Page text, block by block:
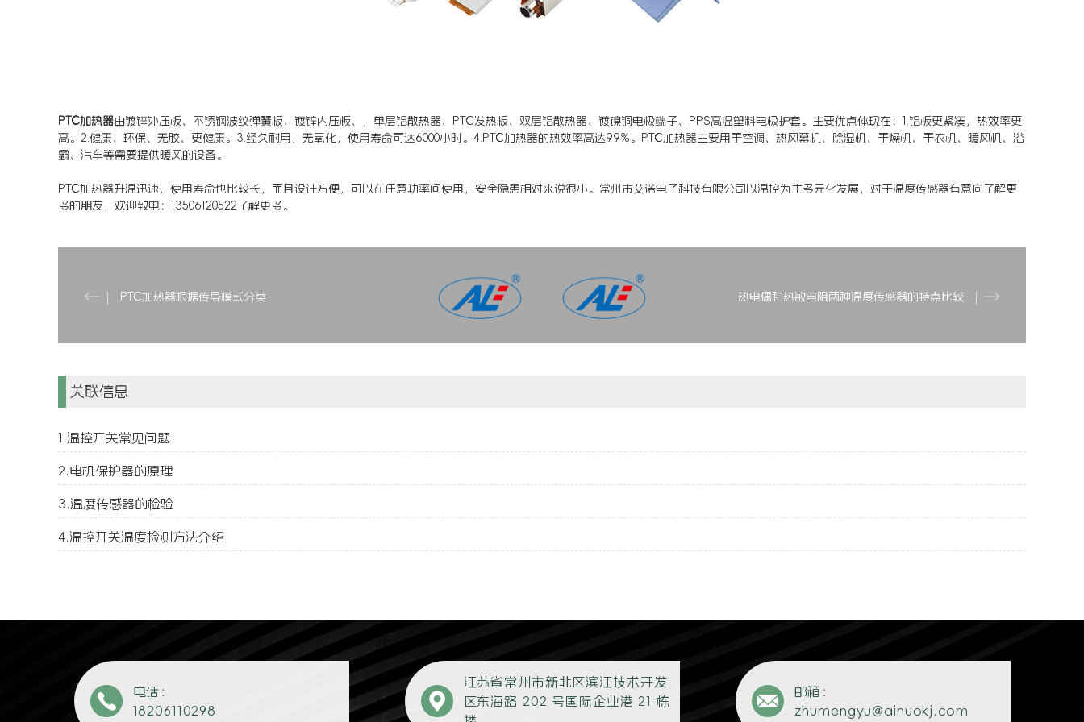
PTC加热器由镀锌外压板、不锈钢波纹弹簧板、镀锌内压板、，单层铝散热器、PTC发热板、双层铝散热器、镀镍铜电极端子、PPS高温塑料电极护套。主要优点体现在：1.铝板更紧凑，热效率更
高。2.健康、环保、无胶、更健康。3.经久耐用，无氧化，使用寿命可达6000小时。4.PTC加热器的热效率高达99%。PTC加热器主要用于空调、热风幕机、除湿机、干燥机、干衣机、暖风机、浴
霸、汽车等需要提供暖风的设备。
PTC加热器升温迅速，使用寿命也比较长，而且设计方便，可以在任意功率间使用，安全隐患相对来说很小。常州市艾诺电子科技有限公司以温控为主多元化发展，对于温度传感器有意向了解更
多的朋友，欢迎致电：13506120522了解更多。
PTC加热器根据传导模式分类 热电偶和热敏电阻两种温度传感器的特点比较
关联信息
1.温控开关常见问题
2.电机保护器的原理
3.温度传感器的检验
4.温控开关温度检测方法介绍
电话：
18206110298
江苏省常州市新北区滨江技术开发
区东海路 202 号国际企业港 21 栋
邮箱：
zhumengyu@ainuokj.com